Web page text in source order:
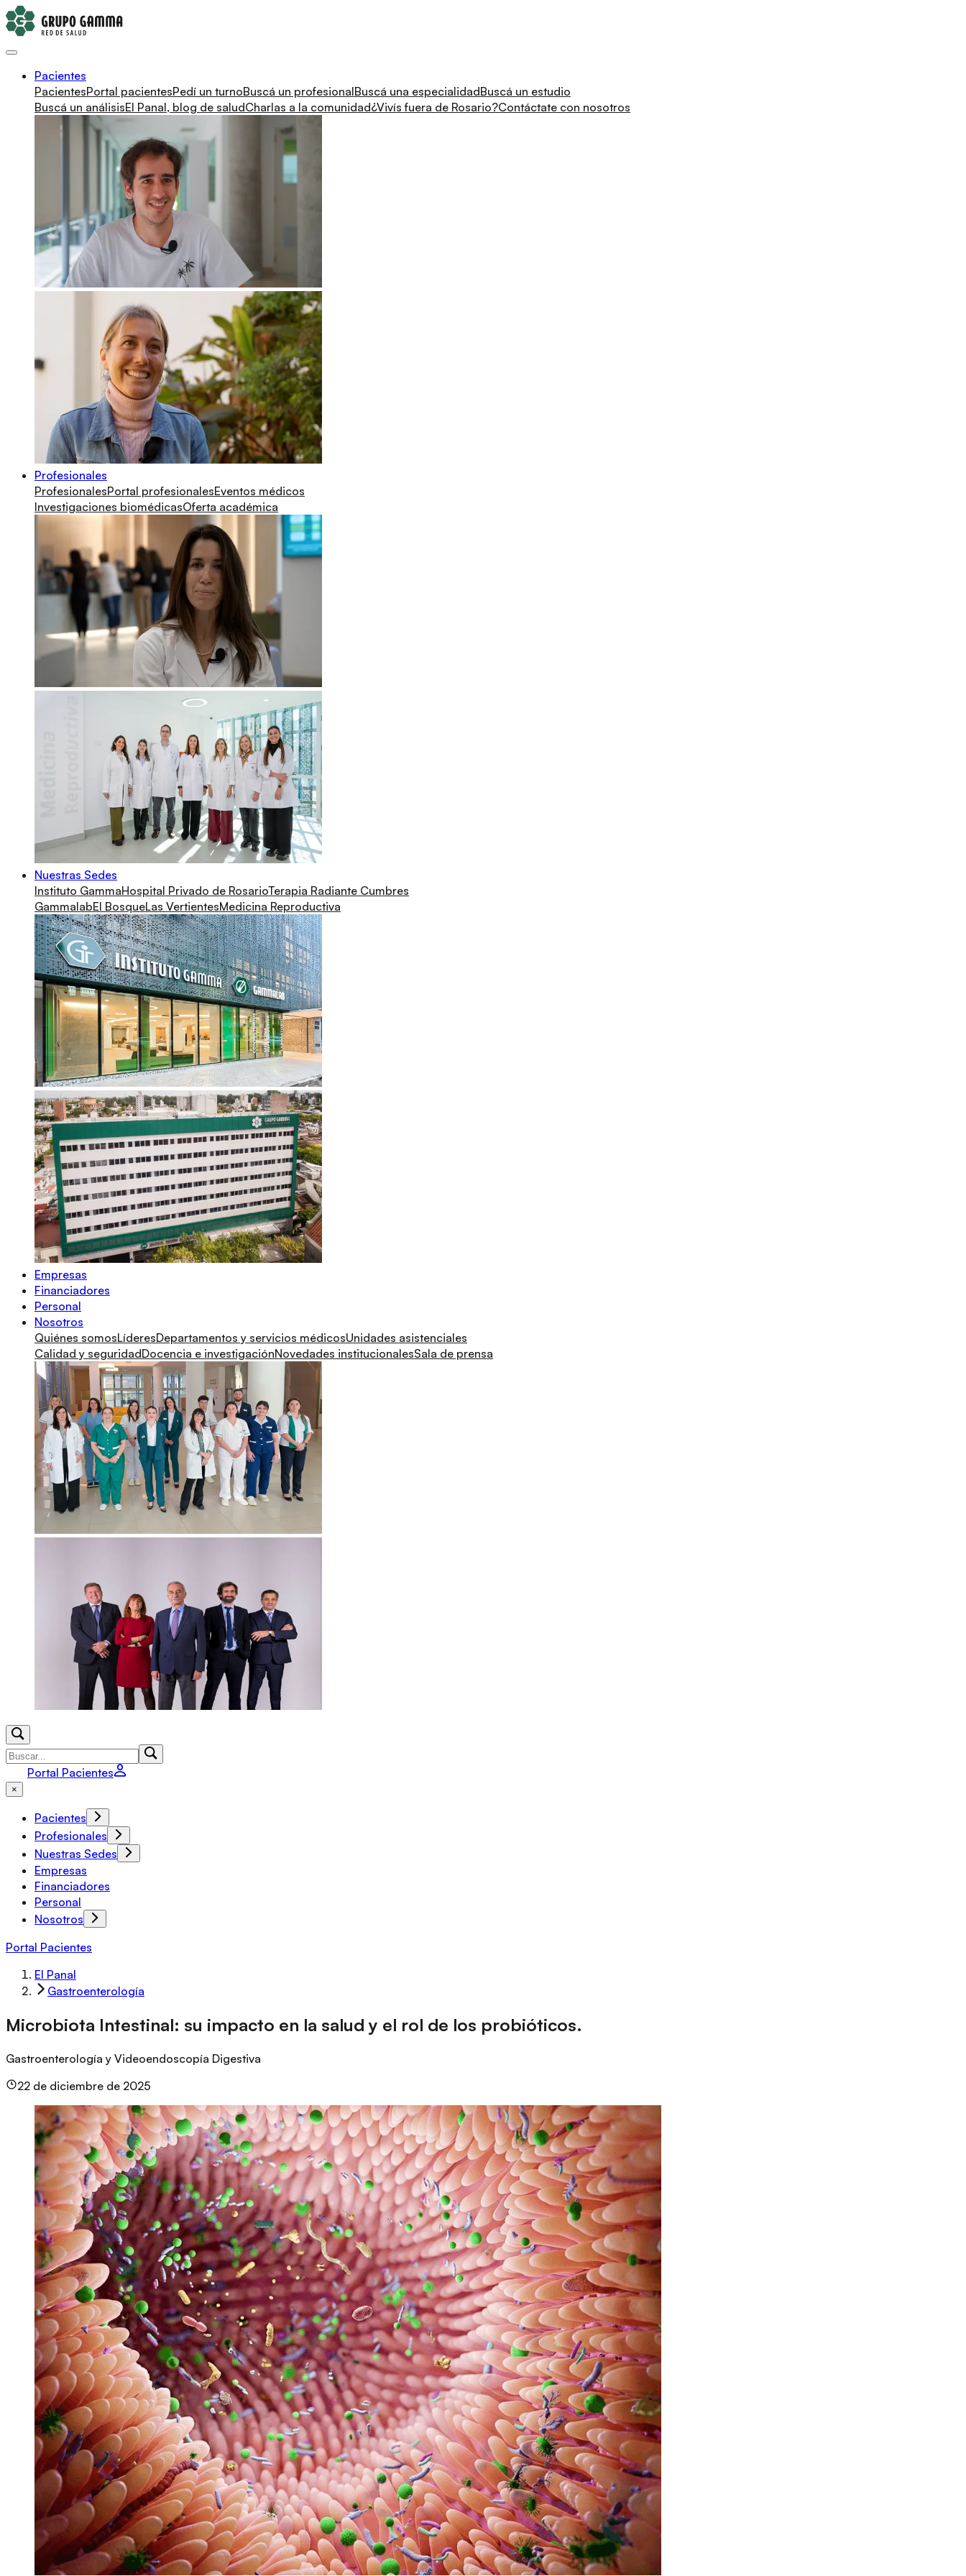
Pacientes
PacientesPortal pacientesPedí un turnoBuscá un profesionalBuscá una especialidadBuscá un estudio
Buscá un análisisEl Panal, blog de saludCharlas a la comunidad¿Vivís fuera de Rosario?Contáctate con nosotros
Profesionales
ProfesionalesPortal profesionalesEventos médicos
Investigaciones biomédicasOferta académica
Nuestras Sedes
Instituto GammaHospital Privado de RosarioTerapia Radiante Cumbres
GammalabEl BosqueLas VertientesMedicina Reproductiva
Empresas
Financiadores
Personal
Nosotros
Quiénes somosLíderesDepartamentos y servicios médicosUnidades asistenciales
Calidad y seguridadDocencia e investigaciónNovedades institucionalesSala de prensa
Portal Pacientes
×
Pacientes
Profesionales
Nuestras Sedes
Empresas
Financiadores
Personal
Nosotros
Portal Pacientes
El Panal
Gastroenterología
Microbiota Intestinal: su impacto en la salud y el rol de los probióticos.
Gastroenterología y Videoendoscopía Digestiva
22 de diciembre de 2025